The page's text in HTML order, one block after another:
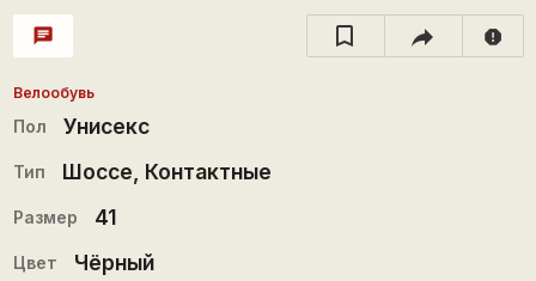
chat report
Велообувь
Пол Унисекс
Тип Шоссе Контактные
Размер 41
Цвет Чёрный